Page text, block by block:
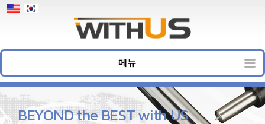
메뉴
BEYOND the BEST with US